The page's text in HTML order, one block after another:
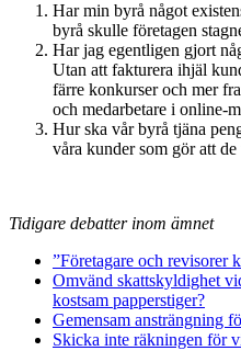
Har min byrå något
byrå skulle företagen
Har jag egentligen gjort
Utan att fakturera ihjäl
färre konkurser och mer
och medarbetare i online-
Hur ska vår byrå tjäna
våra kunder som gör att
Tidigare debatter inom ämnet
”Företagare och revisorer
Omvänd skattskyldighet
kostsam papperstiger?
Gemensam ansträngning
Skicka inte räkningen för